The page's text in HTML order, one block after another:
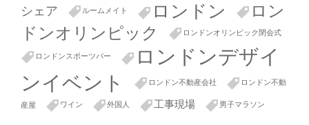
シェア
ルームメイト ロンドン
ロン
ドンオリンピック
ロンドンオリンピック閉会式
ロンドンスポーツバー
ロンドンデザイ
ンイベント
ロンドン不動産会社 ロンドン不動
産屋 ワイン 外国人 工事現場 男子マラソン